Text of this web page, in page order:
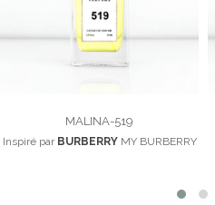
MALINA-519
Inspiré par BURBERRYMY BURBERRY